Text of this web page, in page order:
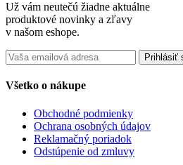
Už vám neutečú žiadne aktuálne
produktové novinky a zľavy
v našom eshope.
Prihlásiť
Všetko o nákupe
Obchodné podmienky
Ochrana osobných údajov
Reklamačný poriadok
Odstúpenie od zmluvy